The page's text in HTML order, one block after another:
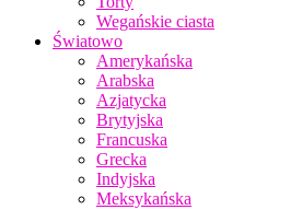
Wegańskie ciasta
Światowo
Amerykańska
Arabska
Azjatycka
Brytyjska
Francuska
Grecka
Indyjska
Meksykańska